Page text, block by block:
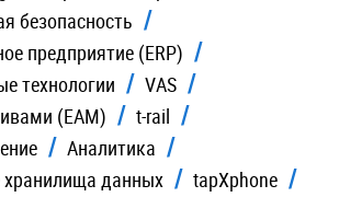
безопасность
предприятие (ERP)
технологии
VAS
(EAM)
t-rail
Аналитика
данных
tapXphone